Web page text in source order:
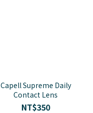
Capell Supreme Daily
Contact Lens
NT$350